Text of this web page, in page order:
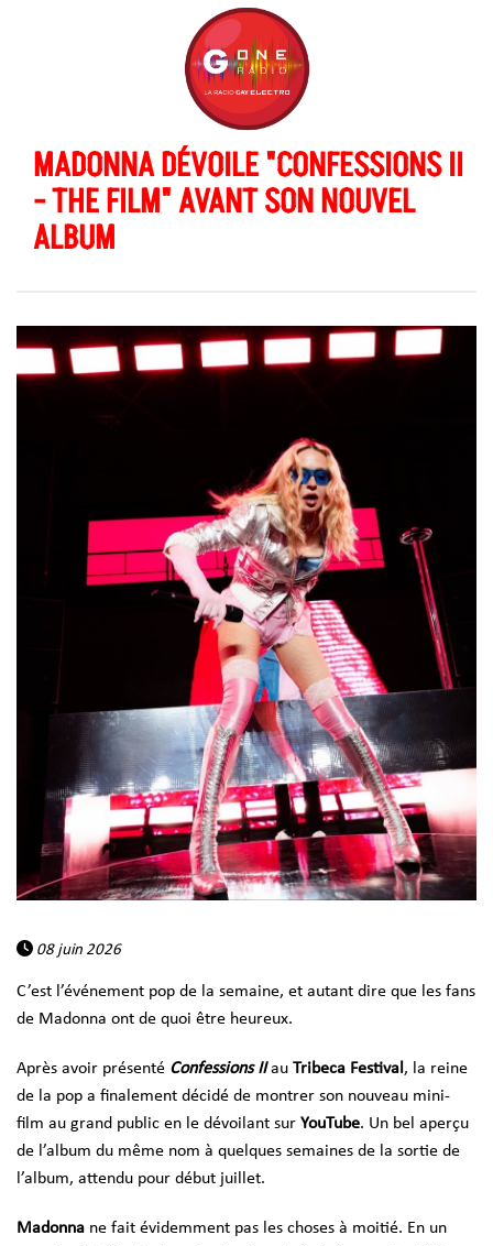
MADONNA DÉVOILE "CONFESSIONS II
- THE FILM" AVANT SON NOUVEL
ALBUM
08 juin 2026
C’est l’événement pop de la semaine, et autant dire que les fans
de Madonna ont de quoi être heureux.
Après avoir présenté Confessions IIau Tribeca Festival, la reine
de la pop a finalement décidé de montrer son nouveau mini-
film au grand public en le dévoilant sur YouTube. Un bel aperçu
de l’album du même nom à quelques semaines de la sortie de
l’album, attendu pour début juillet.
Madonna ne fait évidemment pas les choses à moitié. En un